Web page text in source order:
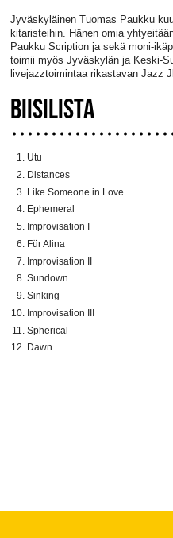
Jyväskyläinen Tuomas Paukku
kitaristeihin. Hänen omia
Paukku Scription ja sekä moni-
toimii myös Jyväskylän ja Keski-
livejazztoimintaa rikastavan Jazz
BIISILISTA
Utu
Distances
Like Someone in Love
Ephemeral
Improvisation I
Für Alina
Improvisation II
Sundown
Sinking
Improvisation III
Spherical
Dawn